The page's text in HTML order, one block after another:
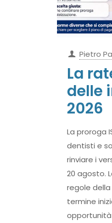
Pietro
La
delle
2026
La proroga
dentisti e
rinviare i
20 agosto.
regole
termine